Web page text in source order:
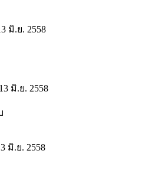
มิ.ย. 2558
มิ.ย. 2558
มิ.ย. 2558